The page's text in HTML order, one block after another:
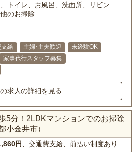
トイレ、お風呂、洗面所、リビン
のお掃除
支給 主婦･主夫歓迎
未経験OK
家事代行スタッフ募集
の求人の詳細を見る
5分！2LDKマンションでのお掃除
小金井市）
円 、交通費支給、前払い制度あり